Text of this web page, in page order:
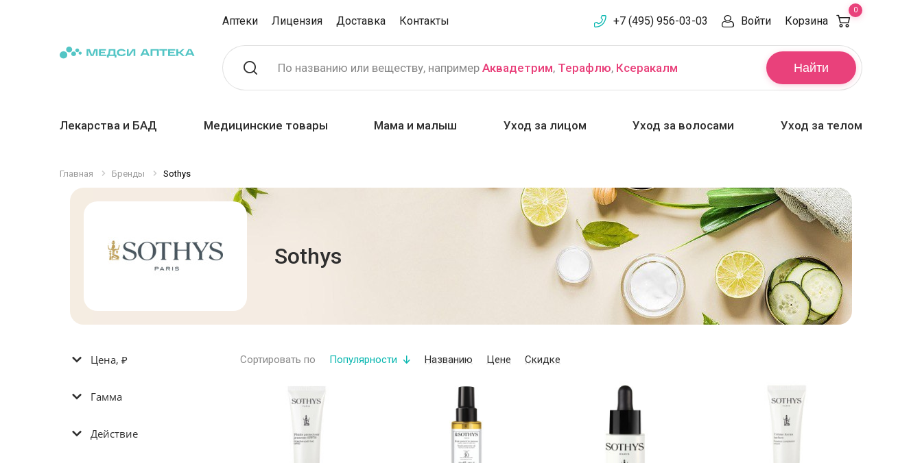
Аптеки Лицензия Доставка Контакты +7 (495) 956-03-03 Войти Корзина
0
Найти
По названию или веществу, например Аквадетрим, Терафлю, Ксеракалм
Лекарства и БАД Медицинские товары Мама и малыш Уход за лицом Уход за волосами Уход за телом
Главная Бренды Sothys
Sothys
Цена, ₽
Гамма
Действие
Сортировать по Популярности Названию Цене Скидке